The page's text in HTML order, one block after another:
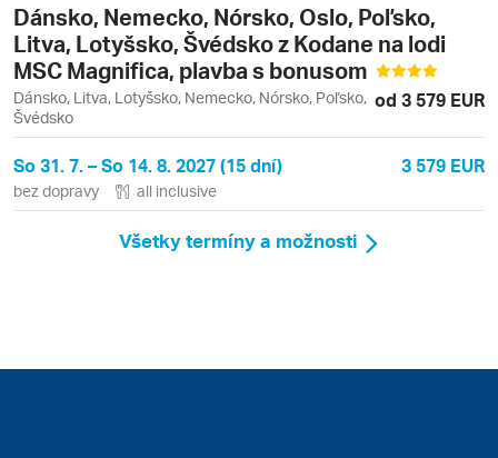
Dánsko, Nemecko, Nórsko, Oslo, Poľsko,
Litva, Lotyšsko, Švédsko z Kodane na lodi
MSC Magnifica, plavba s bonusom
Dánsko, Litva, Lotyšsko, Nemecko, Nórsko, Poľsko,
Švédsko
od 3 579 EUR
So 31. 7. – So 14. 8. 2027 (15 dní) 3 579 EUR
bez dopravy all inclusive
Všetky termíny a možnosti